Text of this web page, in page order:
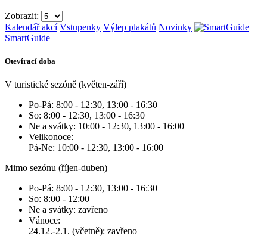
Zobrazit:
Kalendář akcí Vstupenky Výlep plakátů Novinky
SmartGuide
Otevírací doba
V turistické sezóně (květen-září)
Po-Pá: 8:00 - 12:30, 13:00 - 16:30
So: 8:00 - 12:30, 13:00 - 16:30
Ne a svátky: 10:00 - 12:30, 13:00 - 16:00
Velikonoce:
Pá-Ne: 10:00 - 12:30, 13:00 - 16:00
Mimo sezónu (říjen-duben)
Po-Pá: 8:00 - 12:30, 13:00 - 16:30
So: 8:00 - 12:00
Ne a svátky: zavřeno
Vánoce:
24.12.-2.1. (včetně): zavřeno